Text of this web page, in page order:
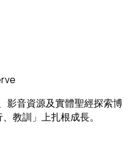
影音資源及實體聖經探索博
教訓」上扎根成長。